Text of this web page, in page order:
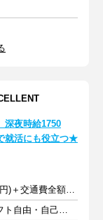
深夜時給1750
就活にも役立つ★
時給1400円(22時以降は1750円)＋交通費全額支給
週3日以上 1日4時間以上 シフト自由・自己申告